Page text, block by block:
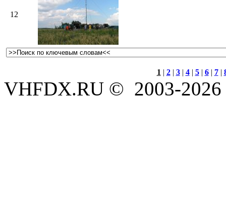
12
1| 2| 3| 4| 5| 6| 7|
VHFDX.RU © 2003-2026